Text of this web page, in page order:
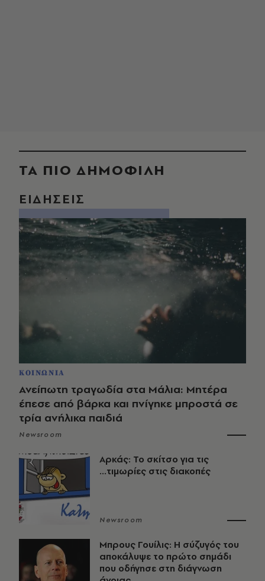
ΤΑ ΠΙΟ ΔΗΜΟΦΙΛΗ
ΕΙΔΗΣΕΙΣ
ΚΟΙΝΩΝΙΑ
Ανείπωτη τραγωδία στα Μάλια: Μητέρα
έπεσε από βάρκα και πνίγηκε μπροστά σε
τρία ανήλικα παιδιά
Newsroom
Αρκάς: Το σκίτσο για τις
...τιμωρίες στις διακοπές
Newsroom
Μπρους Γουίλις: Η σύζυγός του
αποκάλυψε το πρώτο σημάδι
που οδήγησε στη διάγνωση